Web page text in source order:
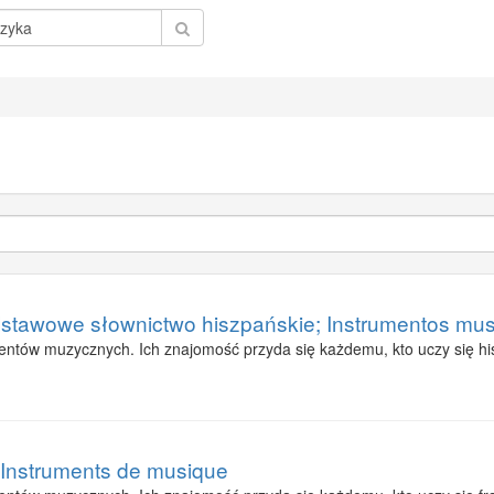
słownictwo hiszpańskie; Instrumentos
muzycznych. Ich znajomość przyda się każdemu, kto uczy się
de musique